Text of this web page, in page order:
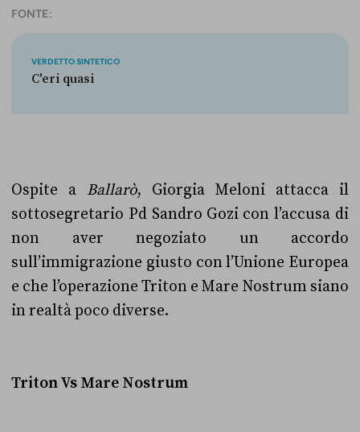
FONTE:
VERDETTO SINTETICO
C'eri quasi
Ospite a Ballarò, Giorgia Meloni attacca il
sottosegretario Pd Sandro Gozi con l’accusa di
non aver negoziato un accordo
sull’immigrazione giusto con l’Unione Europea
e che l’operazione Triton e Mare Nostrum siano
in realtà poco diverse.
Triton Vs Mare Nostrum